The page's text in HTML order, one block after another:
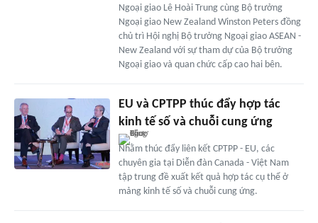
Ngoại giao Lê Hoài Trung cùng Bộ trưởng
Ngoại giao New Zealand Winston Peters đồng
chủ trì Hội nghị Bộ trưởng Ngoại giao ASEAN -
New Zealand với sự tham dự của Bộ trưởng
Ngoại giao và quan chức cấp cao hai bên.
EU và CPTPP thúc đẩy hợp tác
kinh tế số và chuỗi cung ứng
Nhằm thúc đẩy liên kết CPTPP - EU, các
chuyên gia tại Diễn đàn Canada - Việt Nam
tập trung đề xuất kết quả hợp tác cụ thể ở
mảng kinh tế số và chuỗi cung ứng.